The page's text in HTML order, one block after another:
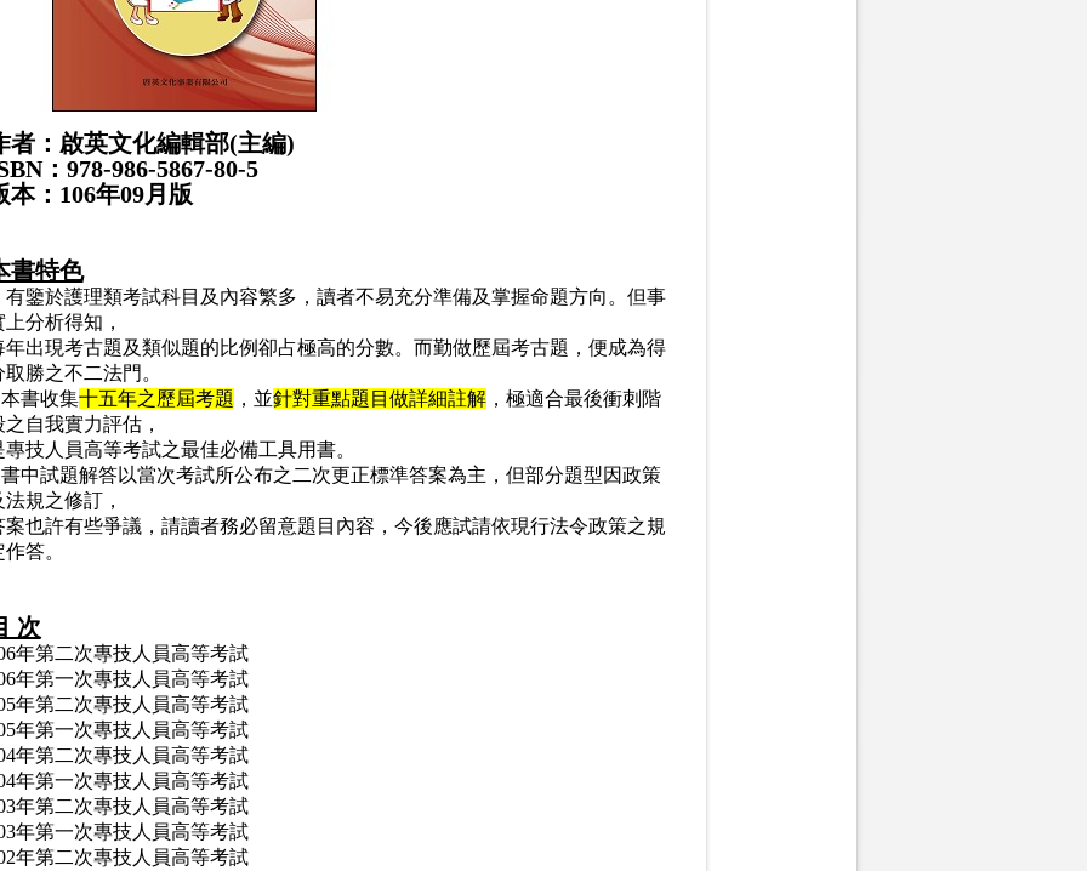
者：啟英文化編輯部(主編)
：978-986-5867-80-5
本：106年09月版
書特色
鑒於護理類考試科目及內容繁多，讀者不易充分準備及掌握命題方向。但事
上分析得知，
年出現考古題及類似題的比例卻占極高的分數。而勤做歷屆考古題，便成為得
取勝之不二法門。
書收集十五年之歷屆考題 ，並針對重點題目做詳細註解，極適合最後衝刺階
之自我實力評估，
專技人員高等考試之最佳必備工具用書。
中試題解答以當次考試所公布之二次更正標準答案為主，但部分題型因政策
法規之修訂，
案也許有些爭議，請讀者務必留意題目內容，今後應試請依現行法令政策之規
答。
次
年第二次專技人員高等考試
年第一次專技人員高等考試
年第二次專技人員高等考試
年第一次專技人員高等考試
年第二次專技人員高等考試
年第一次專技人員高等考試
年第二次專技人員高等考試
年第一次專技人員高等考試
年第二次專技人員高等考試